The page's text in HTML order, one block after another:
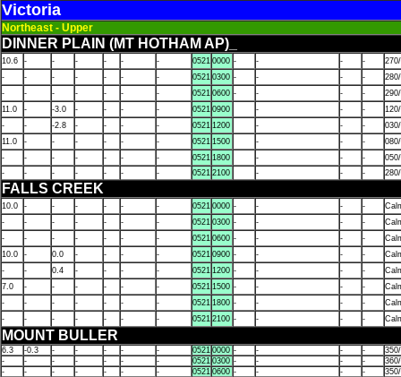
Victoria
Northeast - Upper
DINNER PLAIN (MT HOTHAM AP)_
10.6 - - - - - - 0521 0000 - - - -
-
- - - - - - 0521 0300 - - - -
-
- - - - - - 0521 0600 - - - -
11.0
- -3.0 - - - - 0521 0900 - - -
-
- -2.8 - - - - 0521 1200 - - -
11.0
- - - - - - 0521 1500 - - -
-
- - - - - - 0521 1800 - - -
-
- - - - - - 0521 2100 - - -
FALLS CREEK
10.0 - - - - - - 0521 0000 - - - -
-
- - - - - - 0521 0300 - - - -
-
- - - - - - 0521 0600 - - - -
10.0
- 0.0 - - - - 0521 0900 - - - -
-
- 0.4 - - - - 0521 1200 - - - -
7.0
- - - - - - 0521 1500 - - - -
-
- - - - - - 0521 1800 - - - -
-
- - - - - - 0521 2100 - - - -
MOUNT BULLER
6.3 -0.3 - - - - - 0521 0000 - - - -
-
- - - - - - 0521 0300 - - - -
-
- - - - - - 0521 0600 - - - -